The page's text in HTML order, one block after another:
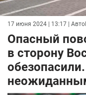
17 июня 2024 | 13:17 |
Опасный
в сторону